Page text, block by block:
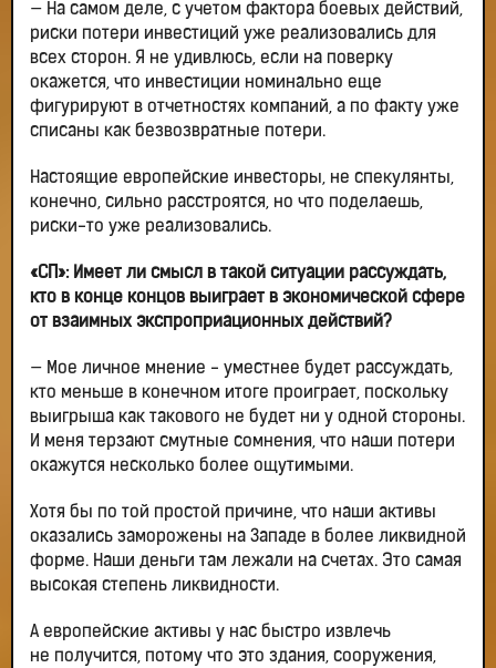
— На самом деле, с учетом фактора боевых действий,
риски потери инвестиций уже реализовались для
всех сторон. Я не удивлюсь, если на поверку
окажется, что инвестиции номинально еще
фигурируют в отчетностях компаний, а по факту уже
списаны как безвозвратные потери.
Настоящие европейские инвесторы, не спекулянты,
конечно, сильно расстроятся, но что поделаешь,
риски-то уже реализовались.
«СП»: Имеет ли смысл в такой ситуации рассуждать,
кто в конце концов выиграет в экономической сфере
от взаимных экспроприационных действий?
— Мое личное мнение ­- уместнее будет рассуждать,
кто меньше в конечном итоге проиграет, поскольку
выигрыша как такового не будет ни у одной стороны.
И меня терзают смутные сомнения, что наши потери
окажутся несколько более ощутимыми.
Хотя бы по той простой причине, что наши активы
оказались заморожены на Западе в более ликвидной
форме. Наши деньги там лежали на счетах. Это самая
высокая степень ликвидности.
А европейские активы у нас быстро извлечь
не получится, потому что это здания, сооружения,